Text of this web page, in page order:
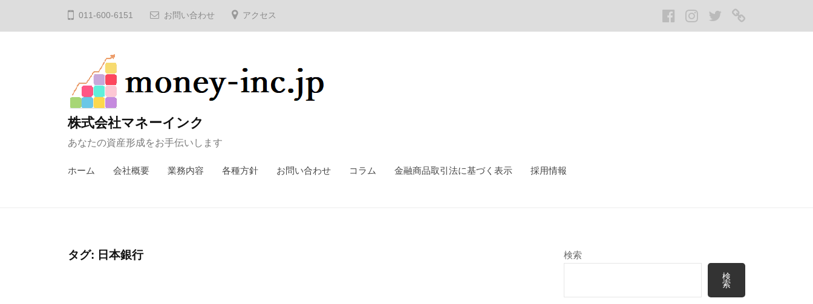
011-600-6151 お問い合わせ アクセス Facebook
Instagram
twitterLINE
株式会社マネーインク
あなたの資産形成をお手伝いします
ホーム 会社概要 業務内容 各種方針 お問い合わせ コラム 金融商品取引法に基づく表示 採用情報
タグ: 日本銀行 検索
検
索